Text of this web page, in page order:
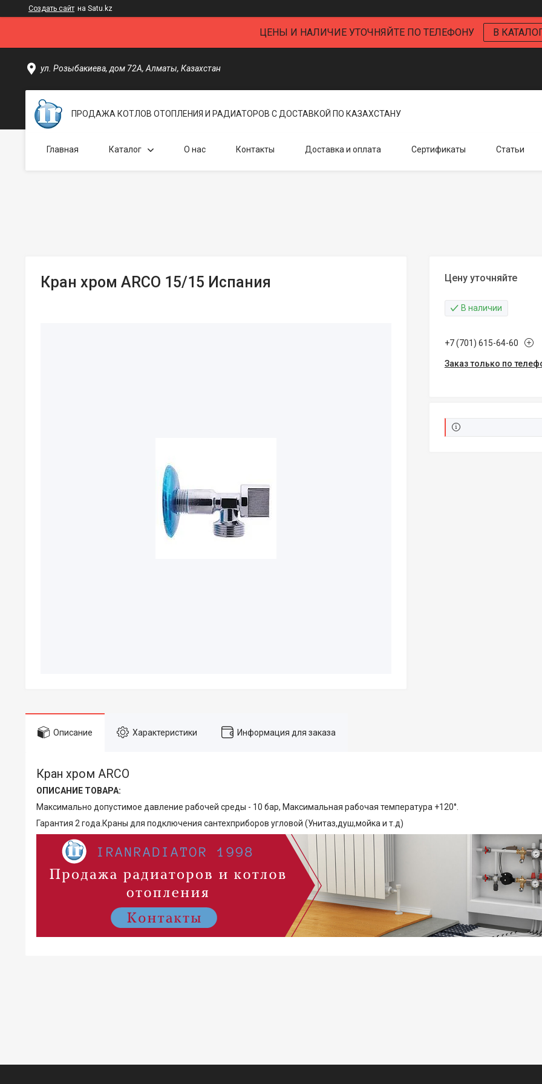
Создать сайт на Satu.kz
ЦЕНЫ И НАЛИЧИЕ УТОЧНЯЙТЕ ПО ТЕЛЕФОНУ В
ул. Розыбакиева, дом 72А, Алматы, Казахстан
ПРОДАЖА КОТЛОВ ОТОПЛЕНИЯ И РАДИАТОРОВ С ДОСТАВКОЙ ПО КАЗАХСТАНУ
Главная Каталог О нас Контакты Доставка и оплата Сертификаты Статьи
Кран хром ARCO 15/15 Испания Цену уточняйте
В наличии
+7 (701) 615-64-60
Заказ только по
Описание Характеристики Информация для заказа
Кран хром ARCO
ОПИСАНИЕ ТОВАРА:
Максимально допустимое давление рабочей среды - 10 бар, Максимальная рабочая температура +120°.
Гарантия 2 года.Краны для подключения сантехприборов угловой (Унитаз,душ,мойка и т.д)